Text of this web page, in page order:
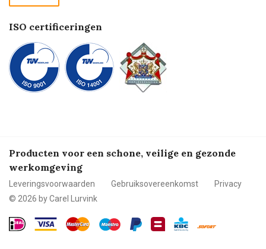
Betalen
ISO certificeringen
Producten voor een schone, veilige en gezonde
werkomgeving
Leveringsvoorwaarden Gebruiksovereenkomst
Privacy
© 2026 by Carel Lurvink